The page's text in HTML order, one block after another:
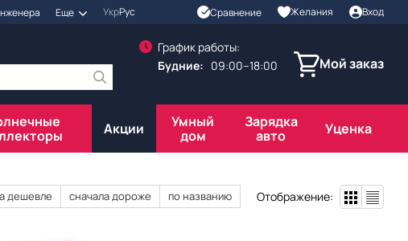
Еще УкрРус Сравнение Желания Вход
График работы:
Будние: 09:00–18:00 Мой заказ
Акции
Умный
дом
Зарядка
авто
Уценка
дешевле сначала дороже по названию Отображение: